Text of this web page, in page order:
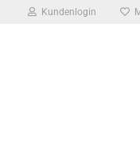
Kundenlogin